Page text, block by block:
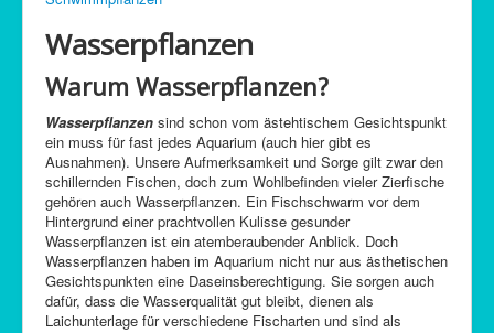
Vogelspinnen
Argentinische Waldschaben
C-Control
Sitemap
Wasserpflanzen
Warum Wasserpflanzen?
Wasserpflanzen sind schon vom ästehtischem Gesichtspunkt
ein muss für fast jedes Aquarium (auch hier gibt es
Ausnahmen). Unsere Aufmerksamkeit und Sorge gilt zwar den
schillernden Fischen, doch zum Wohlbefinden vieler Zierfische
gehören auch Wasserpflanzen. Ein Fischschwarm vor dem
Hintergrund einer prachtvollen Kulisse gesunder
Wasserpflanzen ist ein atemberaubender Anblick. Doch
Wasserpflanzen haben im Aquarium nicht nur aus ästhetischen
Gesichtspunkten eine Daseinsberechtigung. Sie sorgen auch
dafür, dass die Wasserqualität gut bleibt, dienen als
Laichunterlage für verschiedene Fischarten und sind als